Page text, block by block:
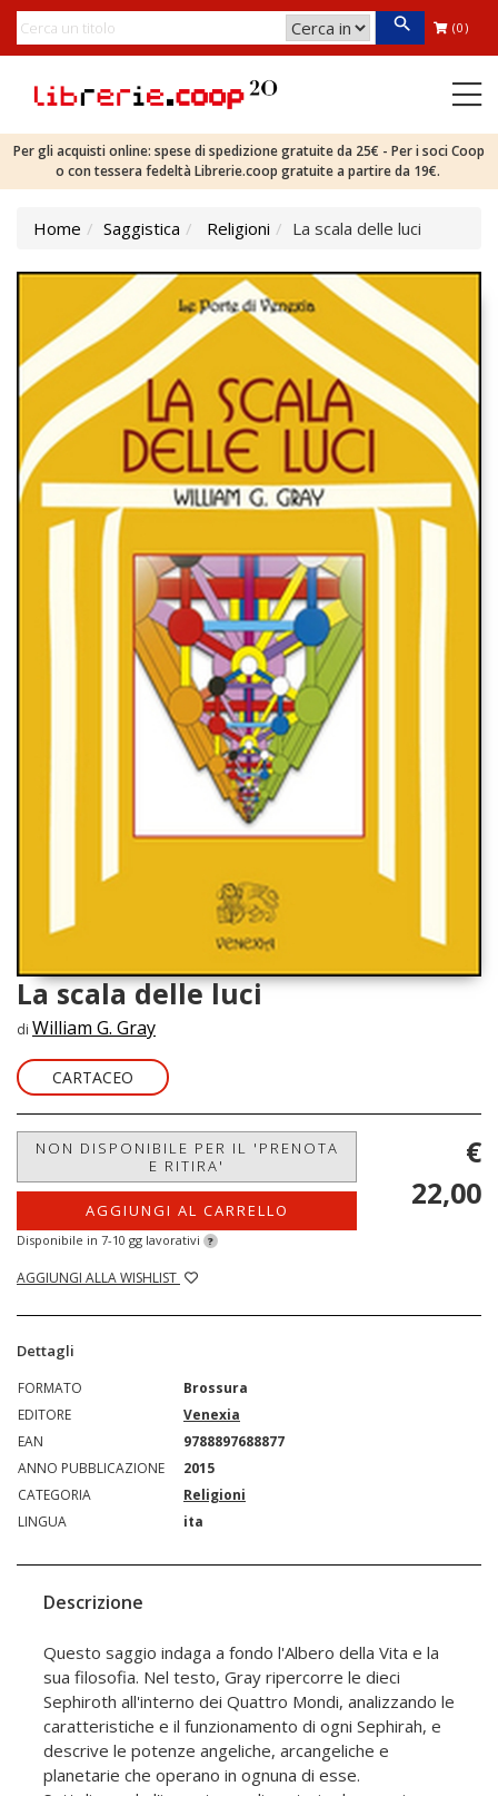
(0)
Per gli acquisti online: spese di spedizione gratuite da 25€ - Per i soci Coop
o con tessera fedeltà Librerie.coop gratuite a partire da 19€.
Home Saggistica Religioni La scala delle luci
La scala delle luci
di William G. Gray
CARTACEO
NON DISPONIBILE PER IL 'PRENOTA
E RITIRA'
AGGIUNGI AL CARRELLO
Disponibile in 7-10 gg lavorativi ?
AGGIUNGI ALLA WISHLIST
€
22,00
Dettagli
FORMATO
Brossura
EDITORE
Venexia
EAN
9788897688877
ANNO PUBBLICAZIONE
2015
CATEGORIA
Religioni
LINGUA
ita
Descrizione
Questo saggio indaga a fondo l'Albero della Vita e la
sua filosofia. Nel testo, Gray ripercorre le dieci
Sephiroth all'interno dei Quattro Mondi, analizzando le
caratteristiche e il funzionamento di ogni Sephirah, e
descrive le potenze angeliche, arcangeliche e
planetarie che operano in ognuna di esse.